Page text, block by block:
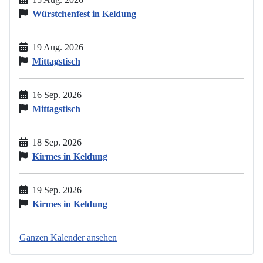
Würstchenfest in Keldung
19 Aug. 2026
Mittagstisch
16 Sep. 2026
Mittagstisch
18 Sep. 2026
Kirmes in Keldung
19 Sep. 2026
Kirmes in Keldung
Ganzen Kalender ansehen